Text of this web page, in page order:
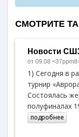
СМОТРИТЕ
Новости
от 09.08
1) Сегодня в
турнир
Состоялась
полуфиналах
подробнее